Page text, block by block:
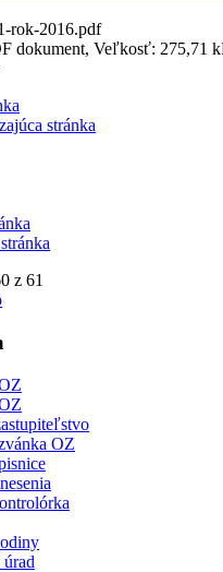
rok-2016.pdf
dokument, Veľkosť: 275,71
stránka
z 61
OZ
úrad